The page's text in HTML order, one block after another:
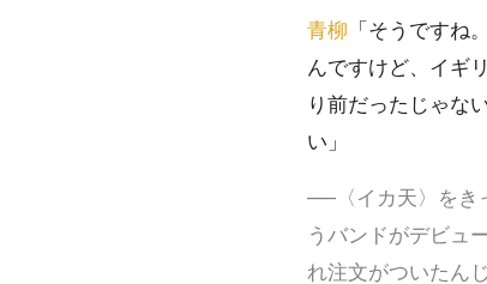
青柳 「そうですね
んですけど、イギ
り前だったじゃな
い」
──〈イカ天〉をき
うバンドがデビュ
れ注文がついたん